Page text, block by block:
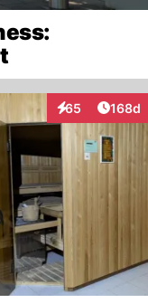
65
Interaktionen
168d